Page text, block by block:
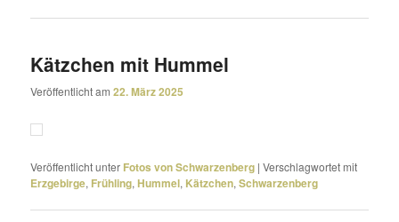
Kätzchen mit Hummel
Veröffentlicht am22. März 2025
Veröffentlicht unter Fotos von Schwarzenberg |Verschlagwortet mit
Erzgebirge, Frühling,Hummel, Kätzchen,Schwarzenberg